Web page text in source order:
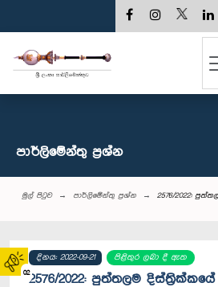
02
පාර්ලි‌මේන්තු‌ ප්‍රශ්න
මුල් පිටුව පාර්ලි‌මේන්තු‌ ප්‍රශ්න 2576/2022:
දිනය: 2022-09-21 පිළිතුර ලබා දී ඇත
2576/2022: පුත්තලම